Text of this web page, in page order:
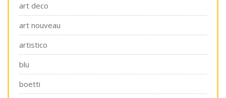
art deco
art nouveau
artistico
blu
boetti